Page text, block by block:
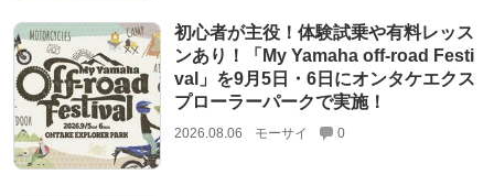
初心者が主役！体験試乗や有料レッス
ンあり！「My Yamaha off-road Festi
val」を9月5日・6日にオンタケエクス
プローラーパークで実施！
2026.08.06 モーサイ 0